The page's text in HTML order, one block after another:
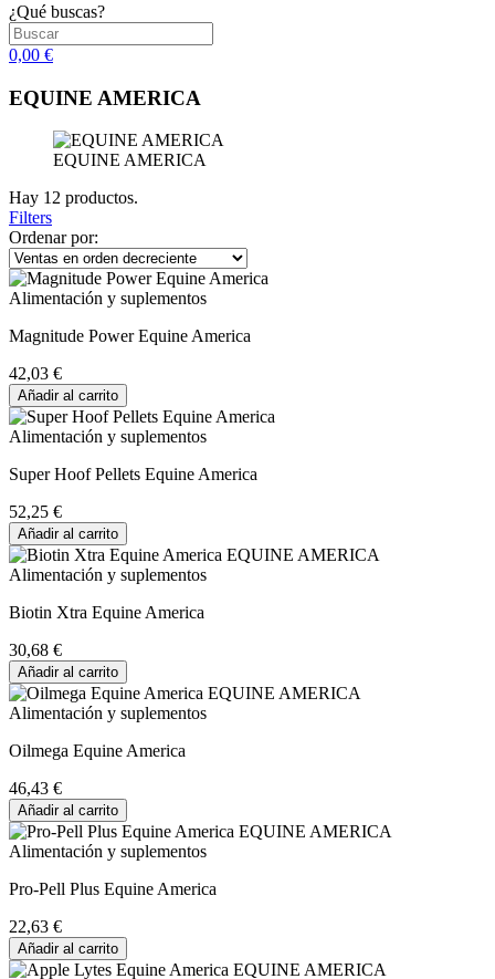
¿Qué buscas?
0,00 €
EQUINE AMERICA
EQUINE AMERICA
Hay 12 productos.
Filters
Ordenar por:
Alimentación y suplementos
Magnitude Power Equine America
42,03 €
Añadir al carrito
Alimentación y suplementos
Super Hoof Pellets Equine America
52,25 €
Añadir al carrito
Alimentación y suplementos
Biotin Xtra Equine America
30,68 €
Añadir al carrito
Alimentación y suplementos
Oilmega Equine America
46,43 €
Añadir al carrito
Alimentación y suplementos
Pro-Pell Plus Equine America
22,63 €
Añadir al carrito